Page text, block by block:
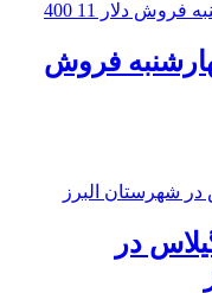
فروش
در